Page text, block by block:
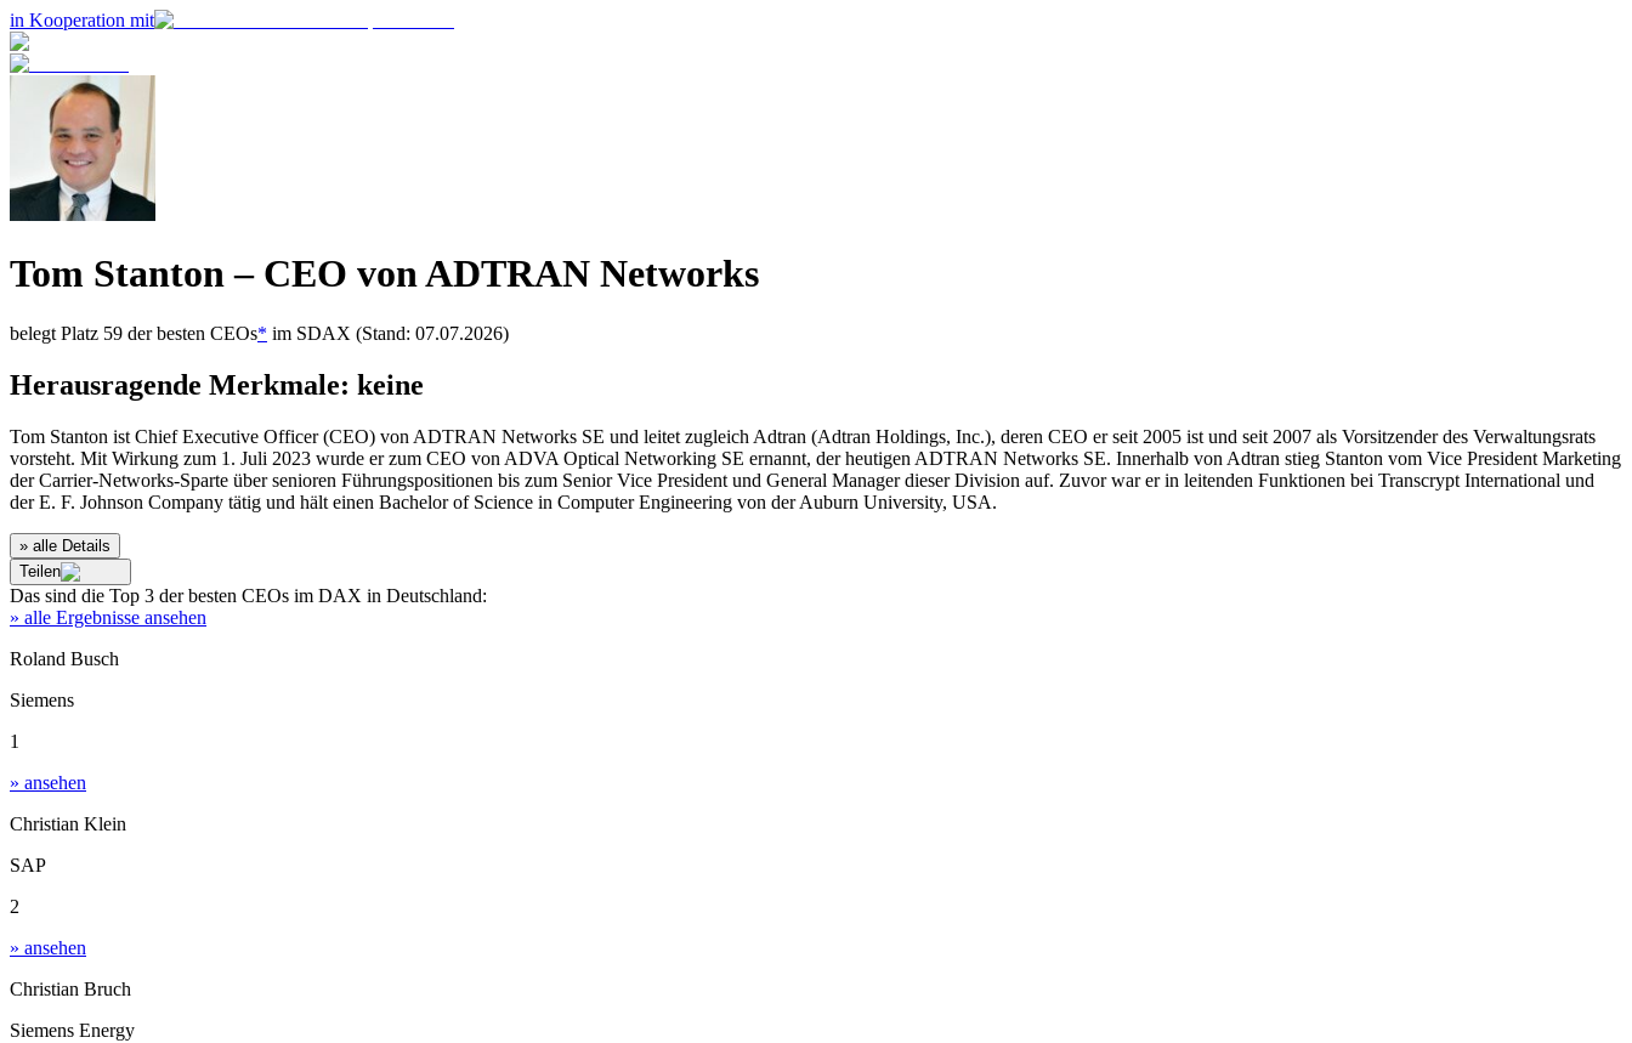
in Kooperation mit
Tom Stanton– CEO vonADTRAN Networks
belegt Platz 59 der besten CEOs* im SDAX (Stand: 07.07.2026)
Herausragende Merkmale: keine
Tom Stanton ist Chief Executive Officer (CEO) von ADTRAN Networks SE und leitet zugleich Adtran (Adtran Holdings, Inc.), deren CEO er seit 2005 ist und seit 2007 als Vorsitzender des Verwaltungsrats
vorsteht. Mit Wirkung zum 1. Juli 2023 wurde er zum CEO von ADVA Optical Networking SE ernannt, der heutigen ADTRAN Networks SE. Innerhalb von Adtran stieg Stanton vom Vice President Marketing
der Carrier-Networks-Sparte über senioren Führungspositionen bis zum Senior Vice President und General Manager dieser Division auf. Zuvor war er in leitenden Funktionen bei Transcrypt International und
der E. F. Johnson Company tätig und hält einen Bachelor of Science in Computer Engineering von der Auburn University, USA.
» alle Details
Teilen
Das sind die Top 3 der besten CEOs im DAX in Deutschland:
» alle Ergebnisse ansehen
Roland Busch
Siemens
1
» ansehen
Christian Klein
SAP
2
» ansehen
Christian Bruch
Siemens Energy